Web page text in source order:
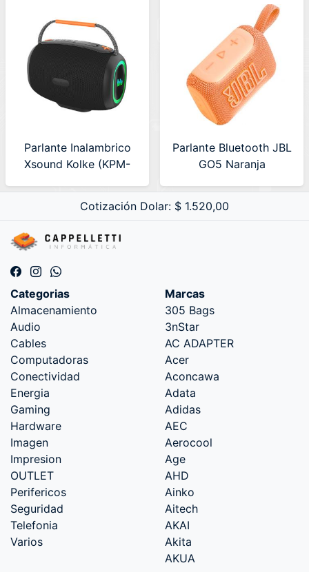
Parlante Inalambrico
Xsound Kolke (KPM-
Parlante Bluetooth JBL
GO5 Naranja
Cotización Dolar: $ 1.520,00
Categorias
Almacenamiento
Audio
Cables
Computadoras
Conectividad
Energia
Gaming
Hardware
Imagen
Impresion
OUTLET
Perifericos
Seguridad
Telefonia
Varios
Marcas
305 Bags
3nStar
AC ADAPTER
Acer
Aconcawa
Adata
Adidas
AEC
Aerocool
Age
AHD
Ainko
Aitech
AKAI
Akita
AKUA